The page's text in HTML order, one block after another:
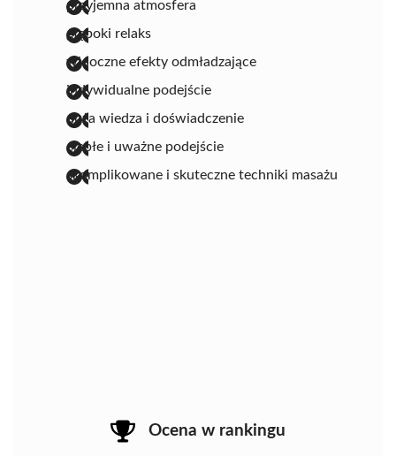
przyjemna atmosfera
głęboki relaks
widoczne efekty odmładzające
indywidualne podejście
duża wiedza i doświadczenie
ciepłe i uważne podejście
skomplikowane i skuteczne techniki masażu
Ocena w rankingu